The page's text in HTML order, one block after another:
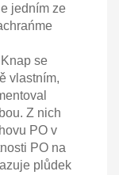
jedním ze
se
vlastním,
Z nich
PO v
PO na
plůdek